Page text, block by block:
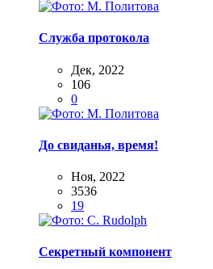
Служба протокола
Дек, 2022
106
0
До свиданья, время!
Ноя, 2022
3536
19
Секретный компонент